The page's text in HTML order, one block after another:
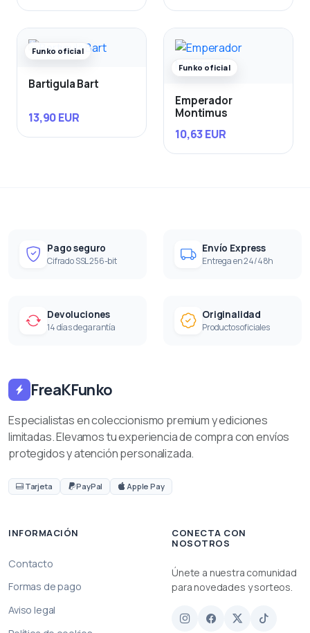
Funko oficial
Bartigula Bart
13,90 EUR
Funko oficial
Emperador
Montimus
10,63 EUR
Pago seguro
Cifrado SSL 256-bit
Envío Express
Entrega en 24/48h
Devoluciones
14 días de garantía
Originalidad
Productos oficiales
FreaKFunko
Especialistas en coleccionismo premium y ediciones
limitadas. Elevamos tu experiencia de compra con envíos
protegidos y atención personalizada.
Tarjeta PayPal Apple Pay
INFORMACIÓN
Contacto
Formas de pago
Aviso legal
CONECTA CON
NOSOTROS
Únete a nuestra comunidad
para novedades y sorteos.